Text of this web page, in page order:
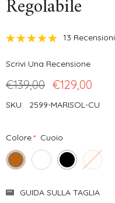
Regolabile
13 Recensioni
Scrivi Una Recensione
€139,00 €129,00
SKU: 2599-MARISOL-CU
Colore* Cuoio
Attuale:GUIDA SULLA TAGLIA